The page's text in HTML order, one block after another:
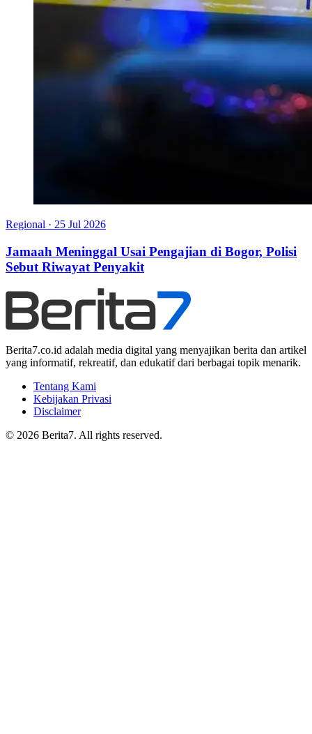
Regional · 25 Jul 2026
Jamaah Meninggal Usai Pengajian di Bogor, Polisi
Sebut Riwayat Penyakit
Berita7.co.id adalah media digital yang menyajikan berita dan artikel
yang informatif, rekreatif, dan edukatif dari berbagai topik menarik.
Tentang Kami
Kebijakan Privasi
Disclaimer
© 2026 Berita7. All rights reserved.